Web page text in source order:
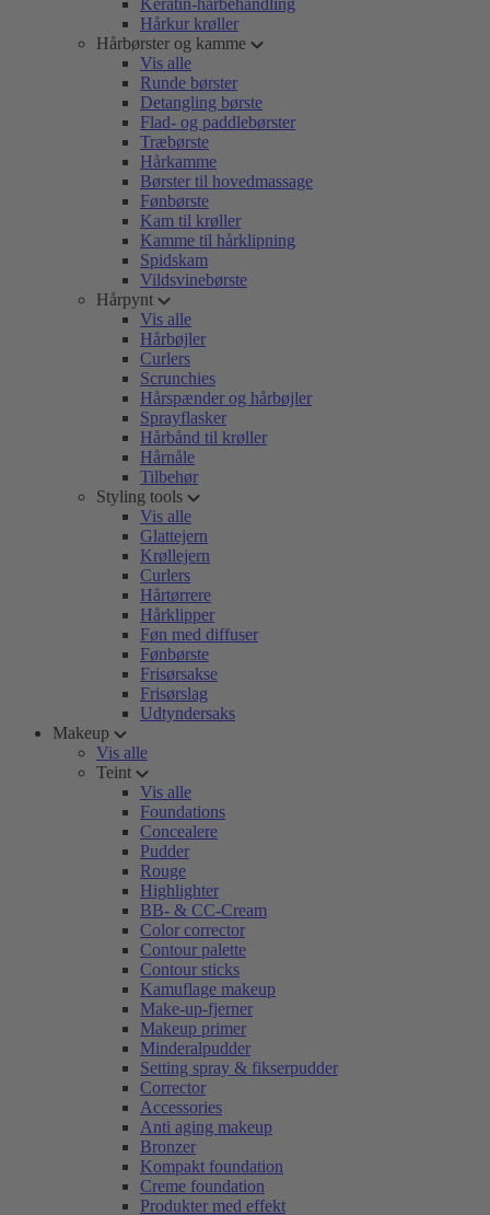
Keratin-hårbehandling
Hårkur krøller
Hårbørster og kamme
Vis alle
Runde børster
Detangling børste
Flad- og paddlebørster
Træbørste
Hårkamme
Børster til hovedmassage
Fønbørste
Kam til krøller
Kamme til hårklipning
Spidskam
Vildsvinebørste
Hårpynt
Vis alle
Hårbøjler
Curlers
Scrunchies
Hårspænder og hårbøjler
Sprayflasker
Hårbånd til krøller
Hårnåle
Tilbehør
Styling tools
Vis alle
Glattejern
Krøllejern
Curlers
Hårtørrere
Hårklipper
Føn med diffuser
Fønbørste
Frisørsakse
Frisørslag
Udtyndersaks
Makeup
Vis alle
Teint
Vis alle
Foundations
Concealere
Pudder
Rouge
Highlighter
BB- & CC-Cream
Color corrector
Contour palette
Contour sticks
Kamuflage makeup
Make-up-fjerner
Makeup primer
Minderalpudder
Setting spray & fikserpudder
Corrector
Accessories
Anti aging makeup
Bronzer
Kompakt foundation
Creme foundation
Produkter med effekt